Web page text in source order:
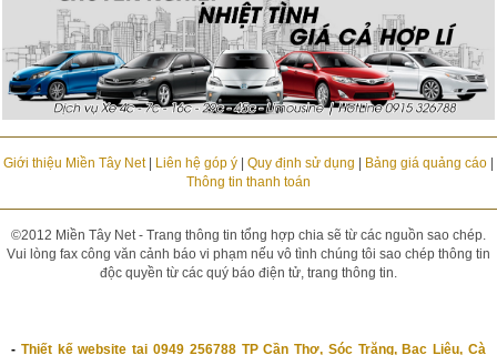
Giới thiệu Miền Tây Net| Liên hệ góp ý| Quy định sử dụng Bảng giá quảng cáo|
Thông tin thanh toán
©2012 Miền Tây Net - Trang thông tin tổng hợp chia sẽ từ các nguồn sao chép.
Vui lòng fax công văn cảnh báo vi phạm nếu vô tình chúng tôi sao chép thông tin
độc quyền từ các quý báo điện tử, trang thông tin.
- Thiết kế website tại 0949 256788 TP Cần Thơ, Sóc Trăng, Bạc Liêu, Cà